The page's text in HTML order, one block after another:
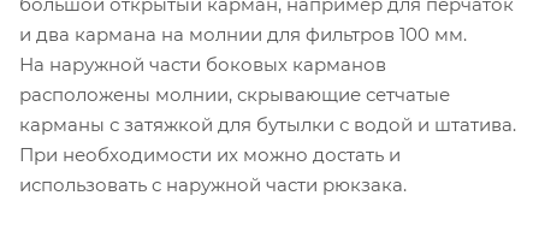
и два кармана на молнии для фильтров 100 мм.
На наружной части боковых карманов
расположены молнии, скрывающие сетчатые
карманы с затяжкой для бутылки с водой и штатива.
При необходимости их можно достать и
использовать с наружной части рюкзака.